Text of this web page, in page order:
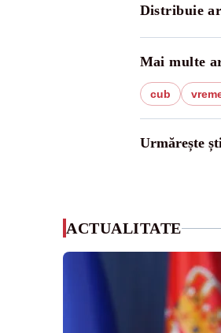
Distribuie
Mai multe
cub
Urmărește
ACTUALITATE